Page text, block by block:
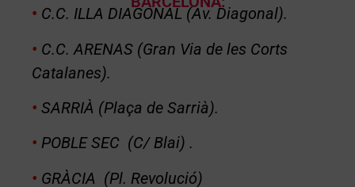
• C.C. ILLA DIAGONAL (Av. Diagonal).
• C.C. ARENAS (Gran Via de les Corts
Catalanes).
• SARRIÀ (Plaça de Sarrià).
• POBLE SEC (C/ Blai) .
• GRÀCIA (Pl. Revolució)